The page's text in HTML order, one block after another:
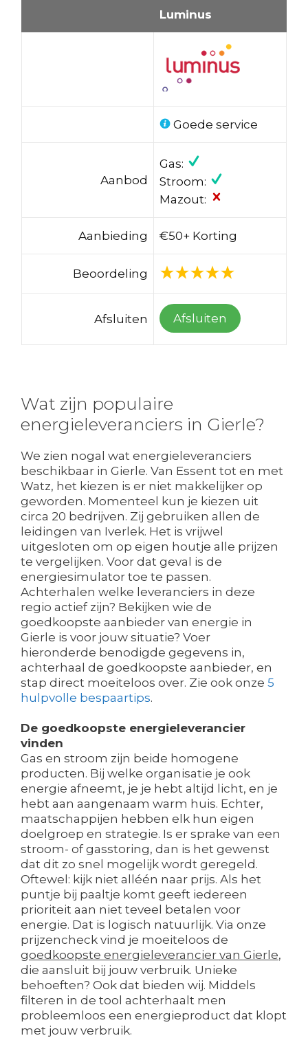
Luminus
Goede service
Aanbod
Gas:
Stroom:
Mazout:
Aanbieding €50+ Korting
Beoordeling
Afsluiten Afsluiten
Wat zijn populaire
energieleveranciers in Gierle?
We zien nogal wat energieleveranciers
beschikbaar in Gierle. Van Essent tot en met
Watz, het kiezen is er niet makkelijker op
geworden. Momenteel kun je kiezen uit
circa 20 bedrijven. Zij gebruiken allen de
leidingen van Iverlek. Het is vrijwel
uitgesloten om op eigen houtje alle prijzen
te vergelijken. Voor dat geval is de
energiesimulator toe te passen.
Achterhalen welke leveranciers in deze
regio actief zijn? Bekijken wie de
goedkoopste aanbieder van energie in
Gierle is voor jouw situatie? Voer
hieronderde benodigde gegevens in,
achterhaal de goedkoopste aanbieder, en
stap direct moeiteloos over. Zie ook onze 5
hulpvolle bespaartips.
De goedkoopste energieleverancier
vinden
Gas en stroom zijn beide homogene
producten. Bij welke organisatie je ook
energie afneemt, je je hebt altijd licht, en je
hebt aan aangenaam warm huis. Echter,
maatschappijen hebben elk hun eigen
doelgroep en strategie. Is er sprake van een
stroom- of gasstoring, dan is het gewenst
dat dit zo snel mogelijk wordt geregeld.
Oftewel: kijk niet alléén naar prijs. Als het
puntje bij paaltje komt geeft iedereen
prioriteit aan niet teveel betalen voor
energie. Dat is logisch natuurlijk. Via onze
prijzencheck vind je moeiteloos de
goedkoopste energieleverancier van Gierle,
die aansluit bij jouw verbruik. Unieke
behoeften? Ook dat bieden wij. Middels
filteren in de tool achterhaalt men
probleemloos een energieproduct dat klopt
met jouw verbruik.